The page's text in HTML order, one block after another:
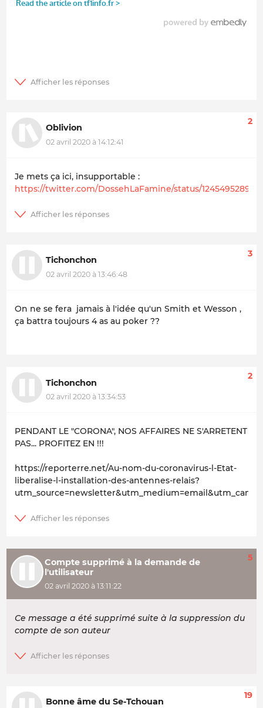
Oblivion
02 avril 2020 à 14:12:41
2
Je mets ça ici, insupportable :
https://twitter.com/DossehLaFamine/status/
Tichonchon
02 avril 2020 à 13:46:48
3
On ne se fera jamais à l'idée qu'un Smith et Wesson ,
ça battra toujours 4 as au poker ??
Tichonchon
02 avril 2020 à 13:34:53
2
PENDANT LE "CORONA", NOS AFFAIRES NE S'ARRETENT
PAS... PROFITEZ EN !!!
https://reporterre.net/Au-nom-du-coronavirus-l-Etat-
liberalise-l-installation-des-antennes-relais?
Compte supprimé à la demande de
l'utilisateur
02 avril 2020 à 13:11:22
5
Ce message a été supprimé suite à la suppression du
compte de son auteur
Bonne âme du Se-Tchouan
19